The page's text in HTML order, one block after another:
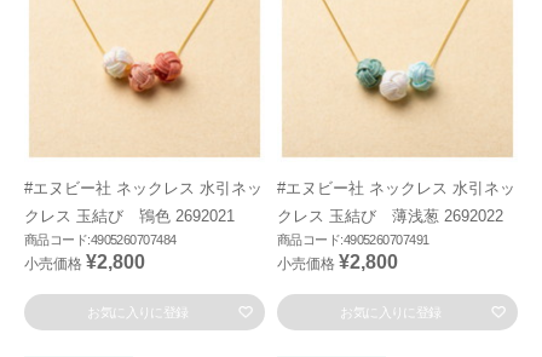
#エヌビー社 ネックレス 水引ネッ
クレス 玉結び 鴇色 2692021
商品コード:4905260707484
小売価格 ¥2,800
お気に入りに登録
#エヌビー社 ネックレス 水引ネッ
クレス 玉結び 薄浅葱 2692022
商品コード:4905260707491
小売価格 ¥2,800
お気に入りに登録